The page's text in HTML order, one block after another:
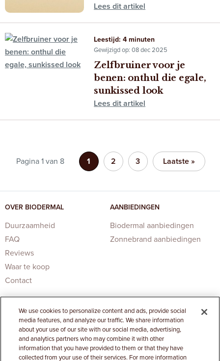
Lees dit artikel
Leestijd: 4 minuten
Gewijzigd op: 08 dec 2025
Zelfbruiner voor je
benen: onthul die egale,
sunkissed look
Lees dit artikel
Pagina 1 van 8 1 2 3 Laatste »
OVER BIODERMAL
Duurzaamheid
FAQ
Reviews
Waar te koop
Contact
AANBIEDINGEN
Biodermal aanbiedingen
Zonnebrand aanbiedingen
Privacy Statement| Cookies Settings
We use cookies to personalize content and ads, provide social
media features, and analyze our traffic. We share information
about your use of our site with our social media, advertising,
and analytics partners who may combine it with other
information that you have provided to them or that they have
collected from your use of their services. For more information